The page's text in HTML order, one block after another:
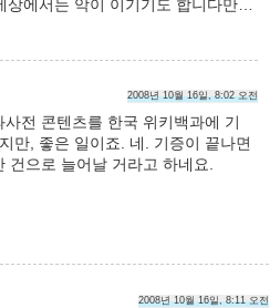
에서는 악이 이기기도 합니다만…
2008년 10월 16일, 8:02 오전
전 콘텐츠를 한국 위키백과에 기
만, 좋은 일이죠. 네. 기증이 끝나면
으로 늘어날 거라고 하네요.
2008년 10월 16일, 8:11 오전